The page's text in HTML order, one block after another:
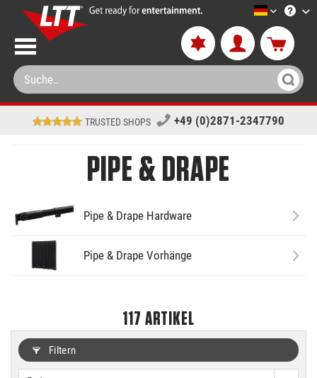
LTT-
TRUSTED SHOPS +49 (0)2871-2347790
PIPE & DRAPE
Pipe & Drape Hardware
Pipe & Drape Vorhänge
117 ARTIKEL
Filtern